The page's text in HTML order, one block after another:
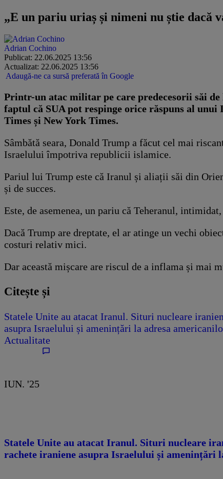
„E un pariu uriaș și nimeni nu știe dacă
Adrian Cochino
Publicat: 22.06.2025 13:56
Actualizat: 22.06.2025 13:56
Adaugă-ne ca sursă preferată în Google
Printr-un atac militar pe care predecesorii săi
faptul că SUA pot respinge orice răspuns al
Times și New York Times.
Sâmbătă seara, Donald Trump a făcut cel mai
Israelului împotriva republicii islamice.
Pariul lui Trump este că Iranul și aliații săi din
și de succes.
Este, de asemenea, un pariu că Teheranul,
Dacă Trump are dreptate, el ar atinge un vechi
costuri relativ mici.
Dar această mișcare are riscul de a inflama și
Citește și
Statele Unite au atacat Iranul. Situri nucleare
asupra Israelului și amenințări la adresa
Actualitate
IUN. '25
Statele Unite au atacat Iranul. Situri nucleare
rachete iraniene asupra Israelului și amenințări